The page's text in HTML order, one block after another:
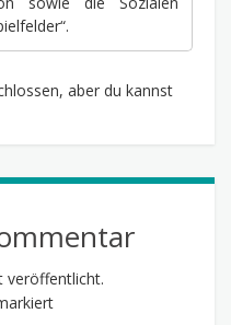
aber du kannst
veröffentlicht.